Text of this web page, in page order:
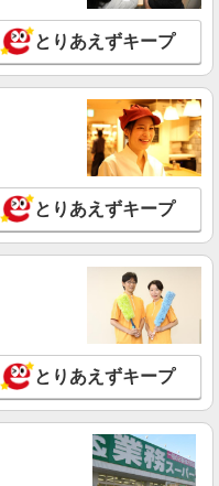
規定あり） ゜+゜・。
゜+゜ 入社祝い金10万円支
・゜+゜・。○。・゜+゜
詳細を見る
docomo】
※残業代支給 ★交通費別途支
10万円支給(規定有) お友達
ィブ支給(規定有) ★月2
規程有）★ ゜・。○。・゜
島町の家電量販店
詳細を見る
携帯販売スタッフ
円（経験・能力による） ※
途支給（規定あり） ゜
。○。・゜+゜ 入社祝い金10
+゜・。○。・゜+゜
島町の楽天モバイルショップ
詳細を見る
とりあえずキープ
とりあえずキープ
とりあえずキープ